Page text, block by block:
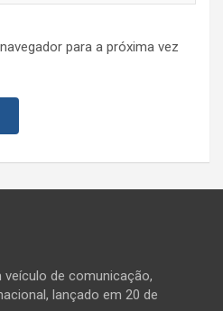
para a próxima vez
veículo de comunicação,
lançado em 20 de